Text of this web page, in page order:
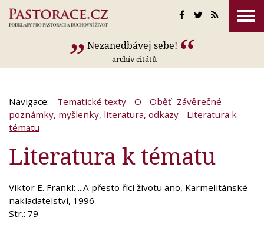
Nezanedbávej sebe!
-archív citátů
Navigace: Tematické texty O Oběť Závěrečné
poznámky, myšlenky, literatura, odkazy
Literatura k
tématu
Literatura k tématu
Viktor E. Frankl: ...A přesto říci životu ano, Karmelitánské
nakladatelství, 1996
Str.: 79